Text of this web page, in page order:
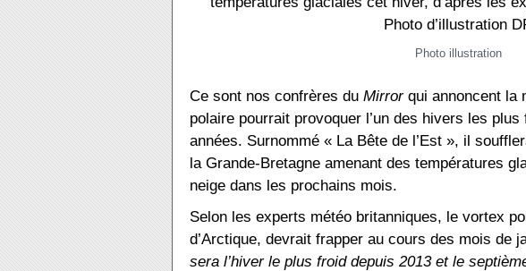
Photo illustration
Ce sont nos confrères du Mirrorqui annoncent la
polaire pourrait provoquer l’un des hivers les
années. Surnommé « La Bête de l’Est », il
la Grande-Bretagne amenant des températures
neige dans les prochains mois.
Selon les experts météo britanniques, le vortex
d’Arctique, devrait frapper au cours des mois de
sera l’hiver le plus froid depuis 2013 et le